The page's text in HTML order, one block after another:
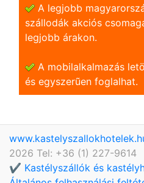
A legjobb
szállodák akciós
legjobb árakon.
A mobilalkalmazás
és egyszerũen foglalhat.
2026 Tel: +36 (1) 227-9614
✔️ Kastélyszállók és